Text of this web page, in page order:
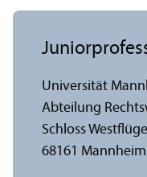
Universität
Abteilung
Schloss
68161 Mannheim